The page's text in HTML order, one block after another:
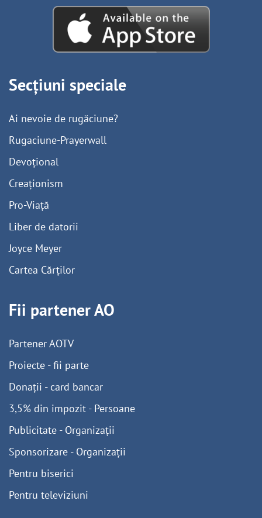
Secțiuni speciale
Ai nevoie de rugăciune?
Rugaciune-Prayerwall
Devoțional
Creaționism
Pro-Viață
Liber de datorii
Joyce Meyer
Cartea Cărților
Fii partener AO
Partener AOTV
Proiecte - fii parte
Donații - card bancar
3,5% din impozit - Persoane
Publicitate - Organizații
Sponsorizare - Organizații
Pentru biserici
Pentru televiziuni